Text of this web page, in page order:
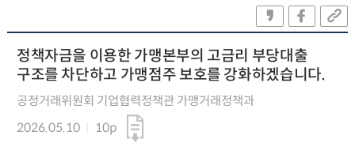
정책자금을 이용한 가맹본부의 고금리 부당대출
구조를 차단하고 가맹점주 보호를 강화하겠습니다.
공정거래위원회 기업협력정책관 가맹거래정책과
2026.05.10
10p